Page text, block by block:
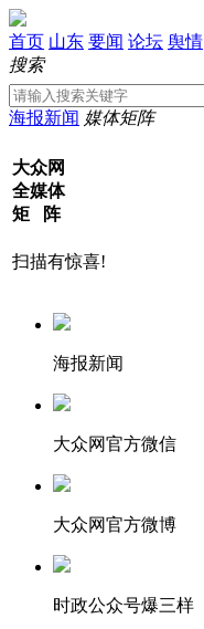
首页 山东 要闻 论坛 舆情
搜索
海报新闻 媒体矩阵
大众网
全媒体
矩 阵
扫描有惊喜!
海报新闻
大众网官方微信
大众网官方微博
时政公众号爆三样